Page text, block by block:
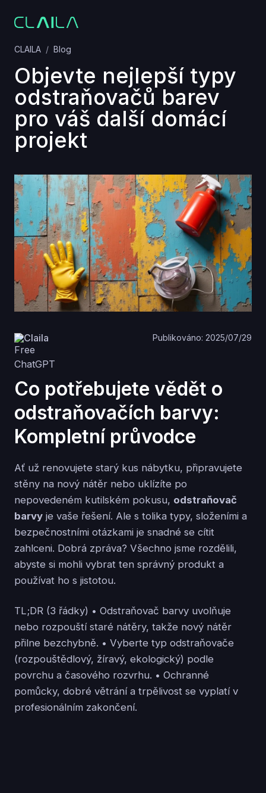
CLAILA Blog
Objevte nejlepší typy
odstraňovačů barev
pro váš další domácí
projekt
Claila Publikováno: 2025/07/29
Co potřebujete vědět o
odstraňovačích barvy:
Kompletní průvodce
Ať už renovujete starý kus nábytku, připravujete
stěny na nový nátěr nebo uklízíte po
nepovedeném kutilském pokusu, odstraňovač
barvy je vaše řešení. Ale s tolika typy, složeními a
bezpečnostními otázkami je snadné se cítit
zahlceni. Dobrá zpráva? Všechno jsme rozdělili,
abyste si mohli vybrat ten správný produkt a
používat ho s jistotou.
TL;DR (3 řádky) • Odstraňovač barvy uvolňuje
nebo rozpouští staré nátěry, takže nový nátěr
přilne bezchybně. • Vyberte typ odstraňovače
(rozpouštědlový, žíravý, ekologický) podle
povrchu a časového rozvrhu. • Ochranné
pomůcky, dobré větrání a trpělivost se vyplatí v
profesionálním zakončení.